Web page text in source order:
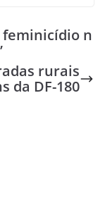
feminicídio n
rurais
da DF-180